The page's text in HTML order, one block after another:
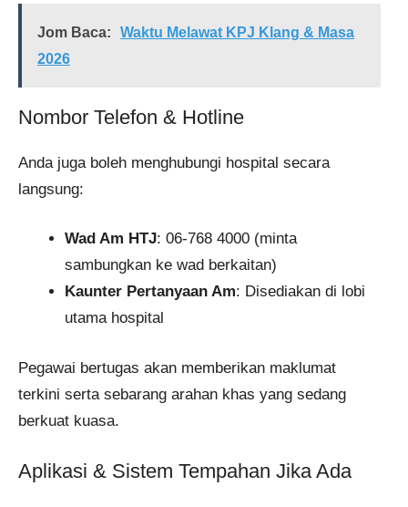
Jom Baca:
Waktu Melawat KPJ Klang & Masa
2026
Nombor Telefon & Hotline
Anda juga boleh menghubungi hospital secara
langsung:
Wad Am HTJ: 06-768 4000 (minta
sambungkan ke wad berkaitan)
Kaunter Pertanyaan Am: Disediakan di lobi
utama hospital
Pegawai bertugas akan memberikan maklumat
terkini serta sebarang arahan khas yang sedang
berkuat kuasa.
Aplikasi & Sistem Tempahan Jika Ada